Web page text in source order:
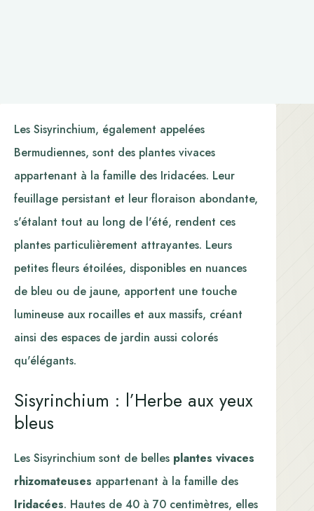
Les Sisyrinchium, également appelées
Bermudiennes, sont des plantes vivaces
appartenant à la famille des Iridacées. Leur
feuillage persistant et leur floraison abondante,
s'étalant tout au long de l'été, rendent ces
plantes particulièrement attrayantes. Leurs
petites fleurs étoilées, disponibles en nuances
de bleu ou de jaune, apportent une touche
lumineuse aux rocailles et aux massifs, créant
ainsi des espaces de jardin aussi colorés
qu'élégants.
Sisyrinchium : l’Herbe aux yeux
bleus
Les Sisyrinchium sont de belles plantes vivaces
rhizomateuses appartenant à la famille des
Iridacées. Hautes de 40 à 70 centimètres, elles